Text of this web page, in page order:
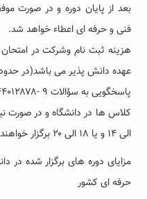
بعد از پایان دوره و در صورت
فنی و حرفه ای اعطاء خواهد شد.
هزینه ثبت نام وشرکت در
عهده دانش پذیر می باشد(در حدود۱٫۴۵٫۰۰۰ ریال تا ۱٫۶۵۰٫۰۰۰
پاسخگویی به سؤالات ۹ -۴۴۰۱۲۸۷۸ در وقت اداری
الی ۱۴ و یا ۱۸ الی ۲۰ برگزار خواهند شد.
مزایای دوره های برگزار شده در
حرفه ای کشور